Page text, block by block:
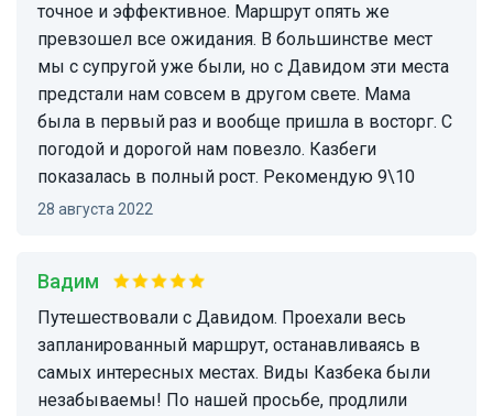
точное и эффективное. Маршрут опять же
превзошел все ожидания. В большинстве мест
мы с супругой уже были, но с Давидом эти места
предстали нам совсем в другом свете. Мама
была в первый раз и вообще пришла в восторг. С
погодой и дорогой нам повезло. Казбеги
показалась в полный рост. Рекомендую 9\10
28 августа 2022
Вадим
Путешествовали с Давидом. Проехали весь
запланированный маршрут, останавливаясь в
самых интересных местах. Виды Казбека были
незабываемы! По нашей просьбе, продлили